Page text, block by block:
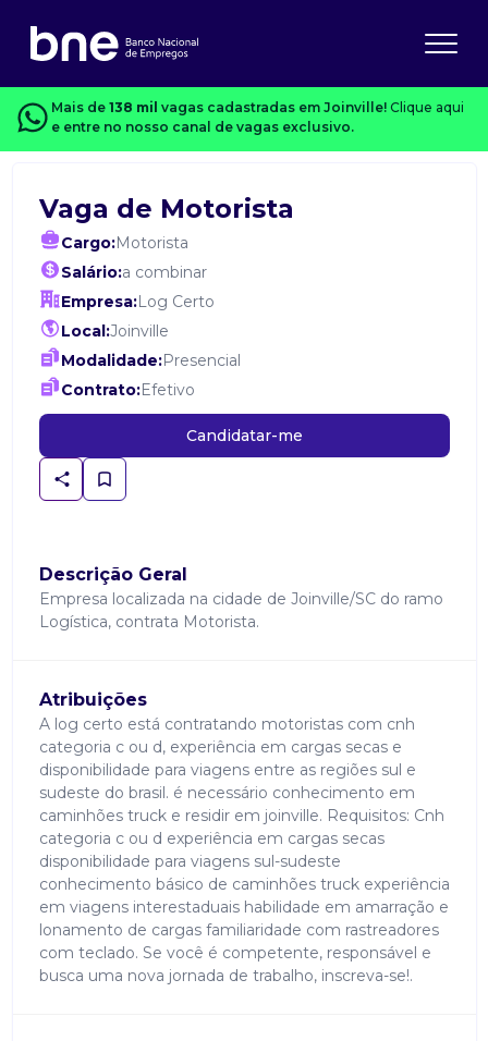
Mais de 138 mil vagas cadastradas em Joinville! Clique aqui
e entre no nosso canal de vagas exclusivo.
Vaga de Motorista
Cargo:Motorista
Salário:a combinar
Empresa:Log Certo
Local:Joinville
Modalidade:Presencial
Contrato:Efetivo
Candidatar-me
Descrição Geral
Empresa localizada na cidade de Joinville/SC do ramo
Logística, contrata Motorista.
Atribuições
A log certo está contratando motoristas com cnh
categoria c ou d, experiência em cargas secas e
disponibilidade para viagens entre as regiões sul e
sudeste do brasil. é necessário conhecimento em
caminhões truck e residir em joinville. Requisitos: Cnh
categoria c ou d experiência em cargas secas
disponibilidade para viagens sul-sudeste
conhecimento básico de caminhões truck experiência
em viagens interestaduais habilidade em amarração e
lonamento de cargas familiaridade com rastreadores
com teclado. Se você é competente, responsável e
busca uma nova jornada de trabalho, inscreva-se!.